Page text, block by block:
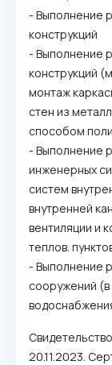
- Выполнение
конструкций
- Выполнение
конструкций
монтаж
стен из
способом
- Выполнение
инженерных
систем
внутренней
вентиляции и
теплов.
- Выполнение
сооружений (в
20.11.2023.